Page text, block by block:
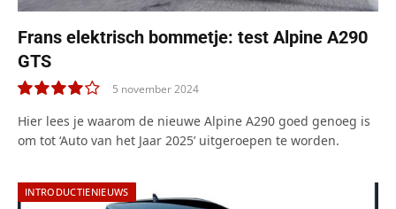
Frans elektrisch bommetje: test Alpine A290
GTS
8.0
5 november 2024
Hier lees je waarom de nieuwe Alpine A290 goed genoeg is
om tot ‘Auto van het Jaar 2025’ uitgeroepen te worden.
INTRODUCTIENIEUWS